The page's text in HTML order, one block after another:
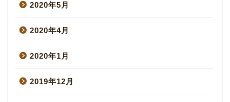
2020年5月
2020年4月
2020年1月
2019年12月